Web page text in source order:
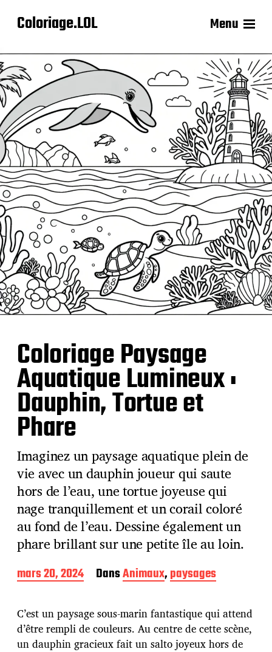
Coloriage.LOL Menu
Coloriage Paysage
Aquatique Lumineux :
Dauphin, Tortue et
Phare
Imaginez un paysage aquatique plein de
vie avec un dauphin joueur qui saute
hors de l’eau, une tortue joyeuse qui
nage tranquillement et un corail coloré
au fond de l’eau. Dessine également un
phare brillant sur une petite île au loin.
D
a
e
d
e
p
mars 20, 2024 DansAnimaux,paysages
C’est un paysage sous-marin fantastique qui attend
d’être rempli de couleurs. Au centre de cette scène,
un dauphin gracieux fait un salto joyeux hors de